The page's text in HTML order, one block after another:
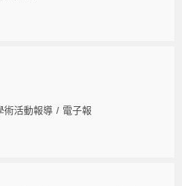
術活動報導 / 電子報